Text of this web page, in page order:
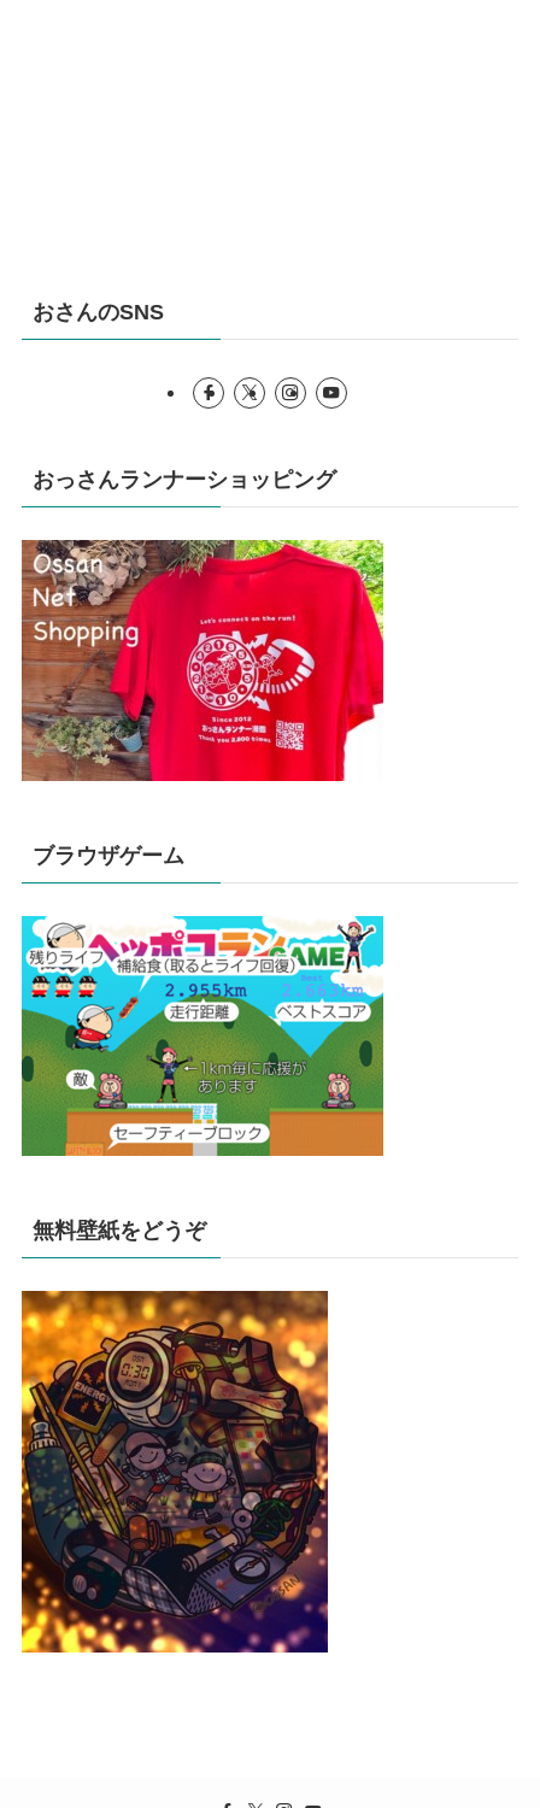
おさんのSNS
おっさんランナーショッピング
ブラウザゲーム
無料壁紙をどうぞ